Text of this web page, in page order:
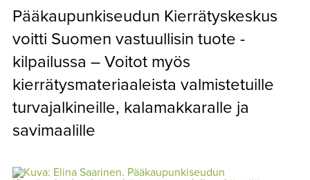
kieli:
ARTIKKELIT
KIRJAUTUMINEN
ARKISTO
TILAUSASIAT
MEDIATIEDOT
Pääkaupunkiseudun Kierrätyskeskus
voitti Suomen vastuullisin tuote -
kilpailussa – Voitot myös
kierrätysmateriaaleista valmistetuille
turvajalkineille, kalamakkaralle ja
savimaalille